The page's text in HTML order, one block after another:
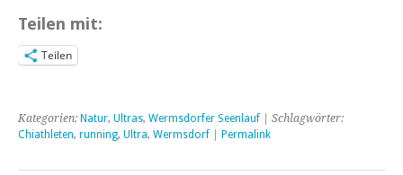
Teilen mit:
Teilen
Kategorien: Natur, Ultras, Wermsdorfer Seenlauf | Schlagwörter:
Chiathleten, running, Ultra, Wermsdorf Permalink